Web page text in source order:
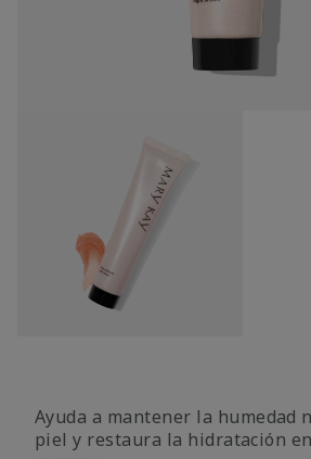
Ayuda a mantener la humedad
piel y restaura la hidratación